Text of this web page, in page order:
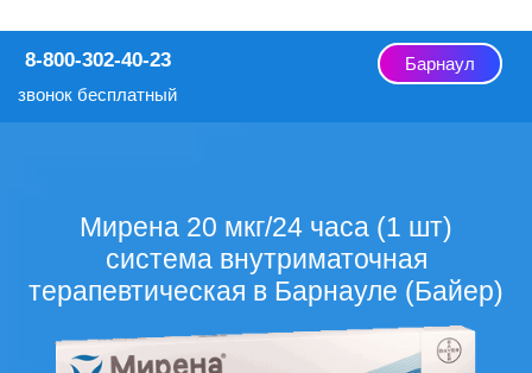
8-800-302-40-23
звонок бесплатный
Барнаул
Мирена 20 мкг/24 часа (1 шт)
система внутриматочная
терапевтическая в Барнауле (Байер)